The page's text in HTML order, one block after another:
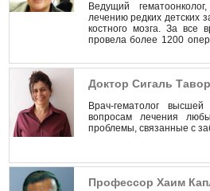
Ведущий
лечению редких детских
костного мозга. За все
провела более 1200
Доктор Сигаль Тавор
Врач-гематолог
вопросам лечения
проблемы, связанные с
Профессор Хаим